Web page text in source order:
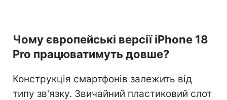
Чому європейські версії iPhone 18
Pro працюватимуть довше?
Конструкція смартфонів залежить від
типу зв'язку. Звичайний пластиковий слот